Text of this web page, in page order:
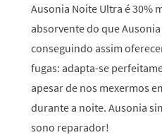
Ausonia Noite Ultra é 30%
absorvente do que
conseguindo assim
fugas: adapta-se
apesar de nos mexermos
durante a noite. Ausonia
sono reparador!